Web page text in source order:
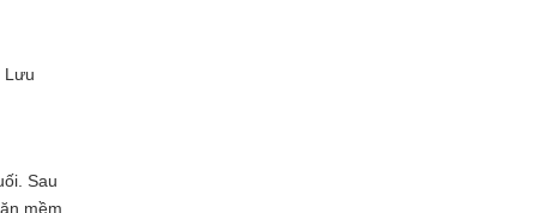
Lưu
Sau
mềm